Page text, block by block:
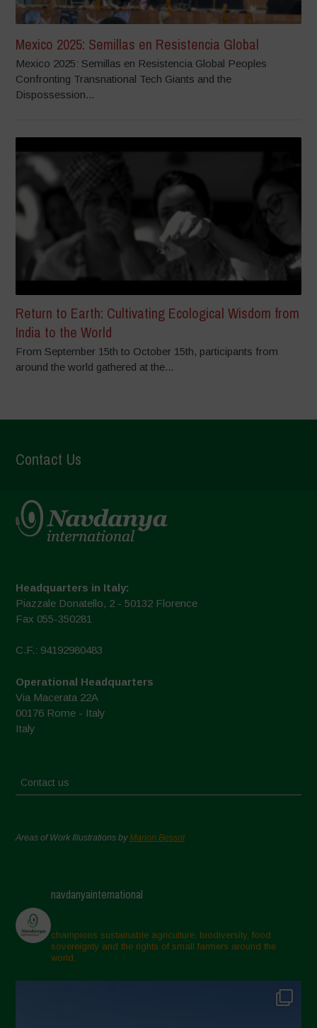
Mexico 2025: Semillas en Resistencia Global
Mexico 2025: Semillas en Resistencia Global Peoples
Confronting Transnational Tech Giants and the
Dispossession...
Return to Earth: Cultivating Ecological Wisdom from
India to the World
From September 15th to October 15th, participants from
around the world gathered at the...
Contact Us
Headquarters in Italy:
Piazzale Donatello, 2 - 50132 Florence
Fax 055-350281
C.F.: 94192980483
Operational Headquarters
Via Macerata 22A
00176 Rome - Italy
Italy
Contact us
Areas of Work Illustrations byMarion Bessol
navdanyainternational
champions sustainable agriculture, biodiversity, food
sovereignty and the rights of small farmers around the
world.